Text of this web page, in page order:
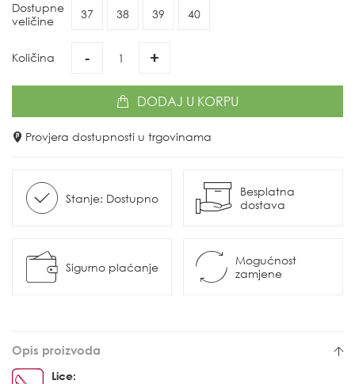
Dostupne
veličine
37 38 39 40
Količina - +
DODAJ U KORPU
Provjera dostupnosti u trgovinama
Stanje: Dostupno
Besplatna
dostava
Sigurno plaćanje
Mogućnost
zamjene
Opis proizvoda
Lice: